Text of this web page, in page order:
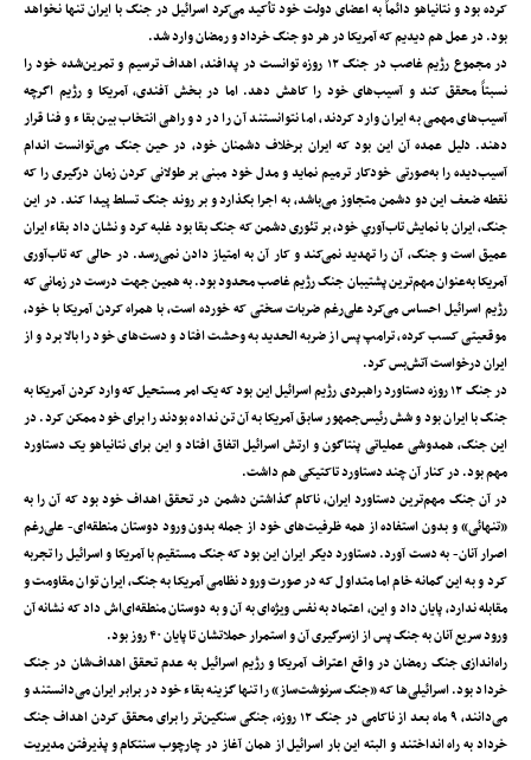
کرده بود و نتانیاهو دائماً به اعضای دولت خود تأکید می‌کرد اسرائیل در جنگ با ایران تنها نخواهد
بود. در عمل هم دیدیم که آمریکا در هر دو جنگ خرداد و رمضان وارد شد.
در مجموع رژیم غاصب در جنگ ۱۲ روزه توانست در پدافند‌، اهداف ترسیم و تمرین‌شده خود را
نسبتاً محقق کند و آسیب‌های خود را کاهش دهد. اما در بخش آفندی‌، آمریکا و رژیم اگرچه
آسیب‌های مهمی به ایران وارد کردند، اما نتوانستند آن را در دو راهی انتخاب بین بقاء و فنا قرار
دهند. دلیل عمده آن این بود که ایران برخلاف دشمنان خود‌، در حین جنگ می‌توانست اندام
آسیب‌دیده را به‌صورتی خودکار ترمیم نماید و مدل خود مبنی بر طولانی کردن زمان درگیری را که
نقطه ضعف این دو دشمن متجاوز می‌باشد‌، به اجرا بگذارد و بر روند جنگ تسلط پیدا کند. در این
جنگ‌، ایران با نمایش تاب‌آوري خود‌، بر تئوری دشمن که جنگ بقا بود غلبه کرد و نشان داد بقاء ایران
عمیق است و جنگ‌، آن را تهدید نمی‌کند و کار آن به امتیاز دادن نمی‌رسد. در حالی که تاب‌آوری
آمریکا به‌عنوان مهم‌ترین پشتیبان جنگ رژیم غاصب محدود بود. به همین جهت درست در زمانی که
رژیم اسرائیل احساس می‌کرد علی‌رغم ضربات سختی که خورده است‌، با همراه کردن آمریکا با خود‌،
موقعیتی کسب کرده‌، ترامپ پس از ضربه الحدید به وحشت افتاد و دست‌های خود را بالا برد و از
ایران درخواست آتش‌بس کرد.
در جنگ ۱۲ روزه دستاورد راهبردی رژیم اسرائیل این بود که یک امر مستحیل که وارد کردن آمریکا به
جنگ با ایران بود و شش رئیس‌جمهور سابق آمریکا به آن تن نداده بودند را برای خود ممکن کرد. در
این جنگ‌، همدوشی عملیاتی پنتاگون و ارتش اسرائیل اتفاق افتاد و این برای نتانیاهو یک دستاورد
مهم بود. در کنار آن چند دستاورد تاکتیکی هم داشت.
در آن جنگ مهم‌ترین دستاورد ایران‌، ناکام گذاشتن دشمن در تحقق اهداف خود بود که آن را به
«تنهائی» و بدون استفاده از همه ظرفیت‌های خود از جمله بدون ورود دوستان منطقه‌ای- علی‌رغم
اصرار آنان- به دست آورد. دستاورد دیگر ایران این بود که جنگ مستقیم با آمریکا و اسرائیل را تجربه
کرد و به این گمانه خام اما متداول که در صورت ورود نظامی آمریکا به جنگ‌، ایران توان مقاومت و
مقابله ندارد‌، پایان داد و این‌، اعتماد به نفس ویژه‌ای به آن و به دوستان منطقه‌ای‌اش داد که نشانه آن
ورود سریع آنان به جنگ پس از ازسرگیری آن و استمرار حملاتشان تا پایان ۴۰ روز بود.
راه‌اندازی جنگ رمضان در واقع اعتراف آمریکا و رژیم اسرائیل به عدم تحقق اهداف‌شان در جنگ
خرداد بود. اسرائیلی‌ها که «جنگ سرنوشت‌ساز» را تنها گزینه بقاء خود در برابر ایران می‌دانستند و
می‌دانند‌، ۹ ماه بعد از ناکامی در جنگ ۱۲ روزه‌، جنگی سنگین‌تر را برای محقق کردن اهداف جنگ
خرداد به راه انداختند و البته این بار اسرائیل از همان آغاز در چارچوب سنتکام و پذیرفتن مدیریت